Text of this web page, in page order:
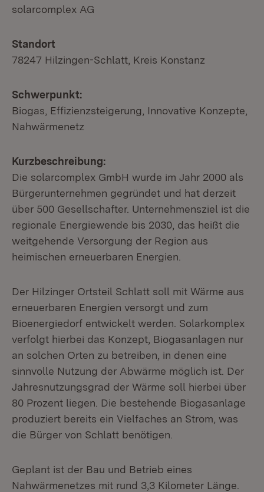
solarcomplex AG
Standort
78247 Hilzingen-Schlatt, Kreis Konstanz
Schwerpunkt:
Biogas, Effizienzsteigerung, Innovative Konzepte,
Nahwärmenetz
Kurzbeschreibung:
Die solarcomplex GmbH wurde im Jahr 2000 als
Bürgerunternehmen gegründet und hat derzeit
über 500 Gesellschafter. Unternehmensziel ist die
regionale Energiewende bis 2030, das heißt die
weitgehende Versorgung der Region aus
heimischen erneuerbaren Energien.
Der Hilzinger Ortsteil Schlatt soll mit Wärme aus
erneuerbaren Energien versorgt und zum
Bioenergiedorf entwickelt werden. Solarkomplex
verfolgt hierbei das Konzept, Biogasanlagen nur
an solchen Orten zu betreiben, in denen eine
sinnvolle Nutzung der Abwärme möglich ist. Der
Jahresnutzungsgrad der Wärme soll hierbei über
80 Prozent liegen. Die bestehende Biogasanlage
produziert bereits ein Vielfaches an Strom, was
die Bürger von Schlatt benötigen.
Geplant ist der Bau und Betrieb eines
Nahwärmenetzes mit rund 3,3 Kilometer Länge.